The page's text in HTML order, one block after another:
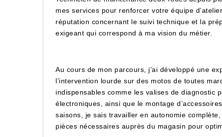
mes services pour renforcer votre équipe
réputation concernant le suivi technique et la
exigeant qui correspond à ma vision du métier.
Au cours de mon parcours, j’ai développé une
l’intervention lourde sur des motos de toutes
indispensables comme les valises de diagnostic
électroniques, ainsi que le montage
saisons, je sais travailler en autonomie
pièces nécessaires auprès du magasin pour